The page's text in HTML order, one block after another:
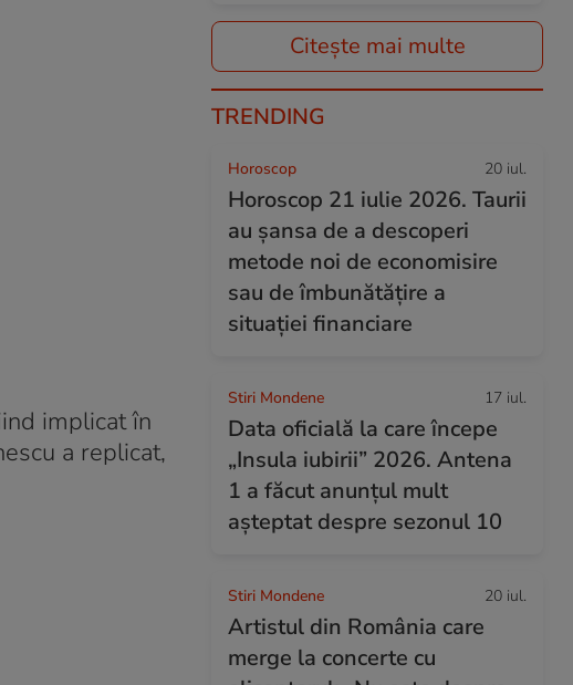
implicat în
a replicat,
Citește mai multe
TRENDING
Horoscop 20 iul.
Horoscop 21 iulie 2026. Taurii
au șansa de a descoperi
metode noi de economisire
sau de îmbunătățire a
situației financiare
Stiri Mondene 17 iul.
Data oficială la care începe
„Insula iubirii” 2026. Antena
1 a făcut anunțul mult
așteptat despre sezonul 10
Stiri Mondene 20 iul.
Artistul din România care
merge la concerte cu